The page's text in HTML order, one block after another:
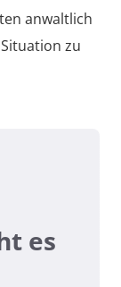
anwaltlich
zu
es